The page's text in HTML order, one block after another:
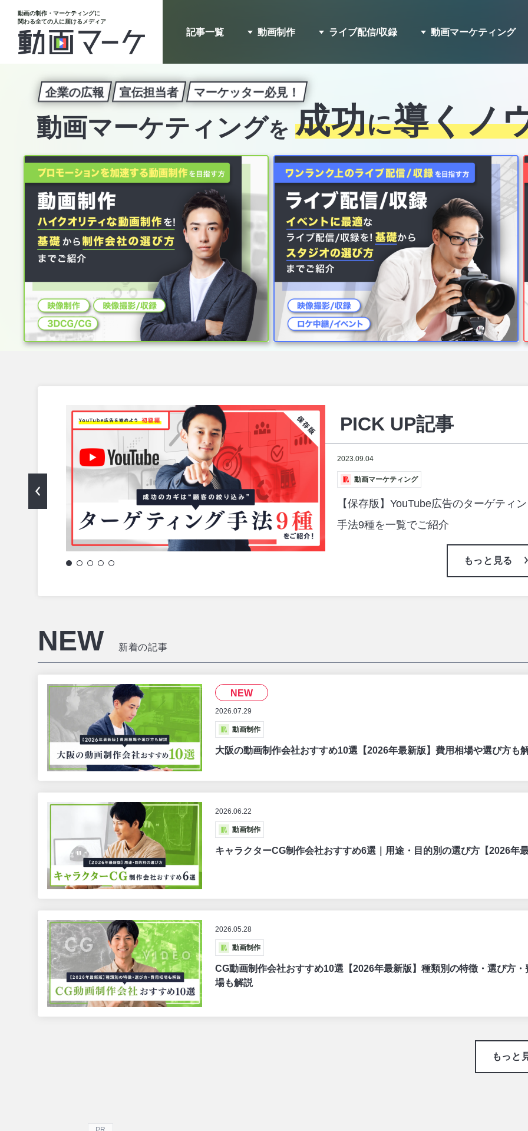
動画の制作・マーケティングに
関わる全ての人に届けるメディア
記事一覧 動画制作 ライブ配信/収録 動画マーケティング
企業の広報 宣伝担当者 マーケッター必見！
動画マーケティングを 成功に導くノ
PICK UP記事
2023.08.04
動画制作
映像制作の見積りを徹底解説：適正な価
格で発注しよう！
もっと見る
NEW 新着の記事
NEW
2026.07.29
動画制作
大阪の動画制作会社おすすめ10選【2026年最新版】費用相場や選び方も
2026.06.22
動画制作
キャラクターCG制作会社おすすめ6選｜用途・目的別の選び方【2026年
2026.05.28
動画制作
CG動画制作会社おすすめ10選【2026年最新版】種類別の特徴・選び方・
場も解説
もっと